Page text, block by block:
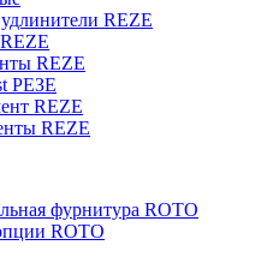
REZE
REZE
РЕЗЕ
REZE
REZE
фурнитура ROTO
ROTO